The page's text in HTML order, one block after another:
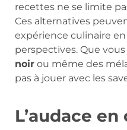
recettes ne se limite
Ces alternatives
expérience culinaire
perspectives. Que
noir ou même des
pas à jouer avec les
L’audace